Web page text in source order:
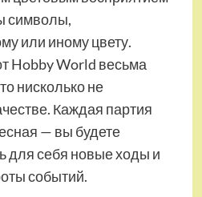
символы,
или иному цвету.
Hobby World весьма
нисколько не
Каждая партия
— вы будете
для себя новые ходы и
событий.